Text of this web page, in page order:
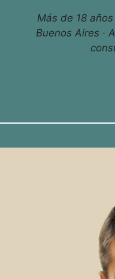
Más de 18
Buenos Aires ·